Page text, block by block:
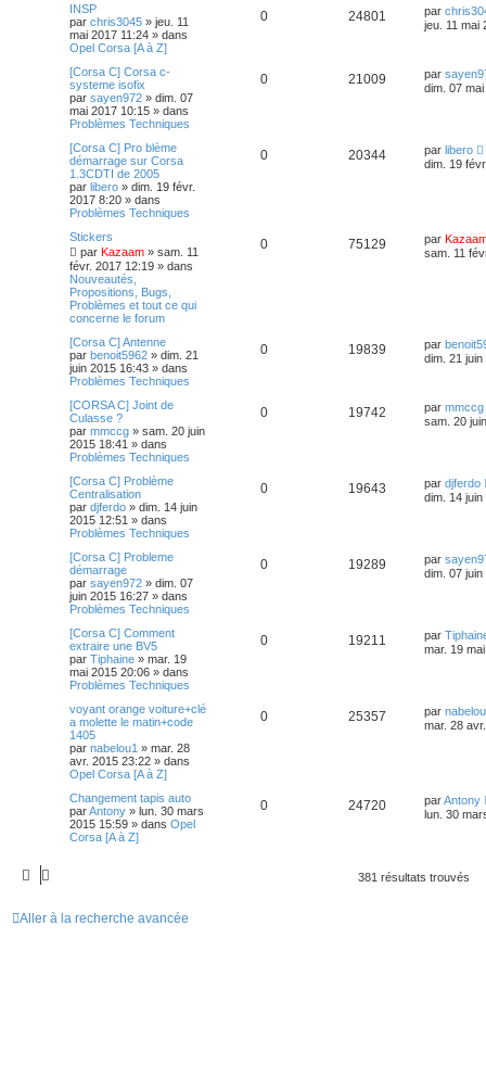
INSP
par chris3045 » jeu. 11
mai 2017 11:24 » dans
Opel Corsa [A à Z]
0 24801 par
jeu. 11 mai
[Corsa C] Corsa c-
systeme isofix
par sayen972 » dim. 07
mai 2017 10:15 » dans
Problèmes Techniques
0 21009 par
dim. 07
[Corsa C] Pro blème
démarrage sur Corsa
1.3CDTI de 2005
par libero » dim. 19 févr.
2017 8:20 » dans
Problèmes Techniques
0 20344 par libero
dim. 19
Stickers
par Kazaam » sam. 11
févr. 2017 12:19 » dans
Nouveautés,
Propositions, Bugs,
Problèmes et tout ce qui
concerne le forum
0 75129 par
sam. 11
[Corsa C] Antenne
par benoit5962 » dim. 21
juin 2015 16:43 » dans
Problèmes Techniques
0 19839 par
dim. 21
[CORSA C] Joint de
Culasse ?
par mmccg » sam. 20 juin
2015 18:41 » dans
Problèmes Techniques
0 19742 par mmccg
sam. 20
[Corsa C] Problème
Centralisation
par djferdo » dim. 14 juin
2015 12:51 » dans
Problèmes Techniques
0 19643 par djferdo
dim. 14
[Corsa C] Probleme
démarrage
par sayen972 » dim. 07
juin 2015 16:27 » dans
Problèmes Techniques
0 19289 par
dim. 07
[Corsa C] Comment
extraire une BV5
par Tiphaine » mar. 19
mai 2015 20:06 » dans
Problèmes Techniques
0 19211 par
mar. 19
voyant orange voiture+clé
a molette le matin+code
1405
par nabelou1 » mar. 28
avr. 2015 23:22 » dans
Opel Corsa [A à Z]
0 25357 par
mar. 28
Changement tapis auto
parAntony » lun. 30 mars
2015 15:59 » dans Opel
Corsa [A à Z]
0 24720 parAntony
lun. 30
381 résultats trouvés
Aller à la recherche avancée